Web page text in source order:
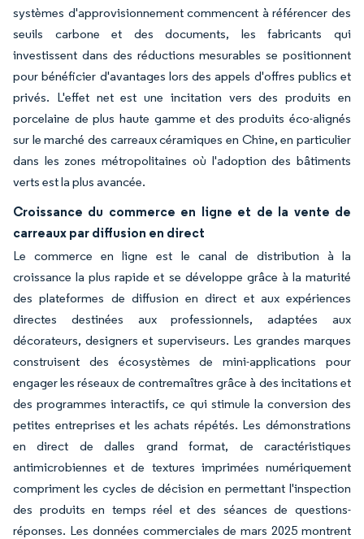
systèmes d'approvisionnement commencent à référencer des
seuils carbone et des documents, les fabricants qui
investissent dans des réductions mesurables se positionnent
pour bénéficier d'avantages lors des appels d'offres publics et
privés. L'effet net est une incitation vers des produits en
porcelaine de plus haute gamme et des produits éco-alignés
sur le marché des carreaux céramiques en Chine, en particulier
dans les zones métropolitaines où l'adoption des bâtiments
verts est la plus avancée.
Croissance du commerce en ligne et de la vente de
carreaux par diffusion en direct
Le commerce en ligne est le canal de distribution à la
croissance la plus rapide et se développe grâce à la maturité
des plateformes de diffusion en direct et aux expériences
directes destinées aux professionnels, adaptées aux
décorateurs, designers et superviseurs. Les grandes marques
construisent des écosystèmes de mini-applications pour
engager les réseaux de contremaîtres grâce à des incitations et
des programmes interactifs, ce qui stimule la conversion des
petites entreprises et les achats répétés. Les démonstrations
en direct de dalles grand format, de caractéristiques
antimicrobiennes et de textures imprimées numériquement
compriment les cycles de décision en permettant l'inspection
des produits en temps réel et des séances de questions-
réponses. Les données commerciales de mars 2025 montrent